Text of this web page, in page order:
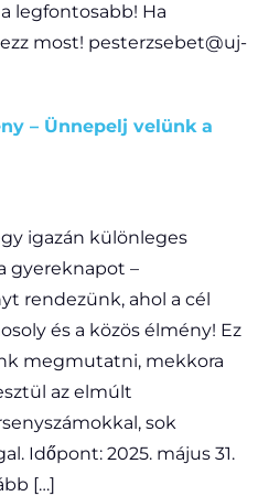
legfontosabb! Ha
most! pesterzsebet@uj-
– Ünnepelj velünk a
igazán különleges
gyereknapot –
rendezünk, ahol a cél
és a közös élmény! Ez
megmutatni, mekkora
az elmúlt
sok
Időpont: 2025. május 31.
[…]